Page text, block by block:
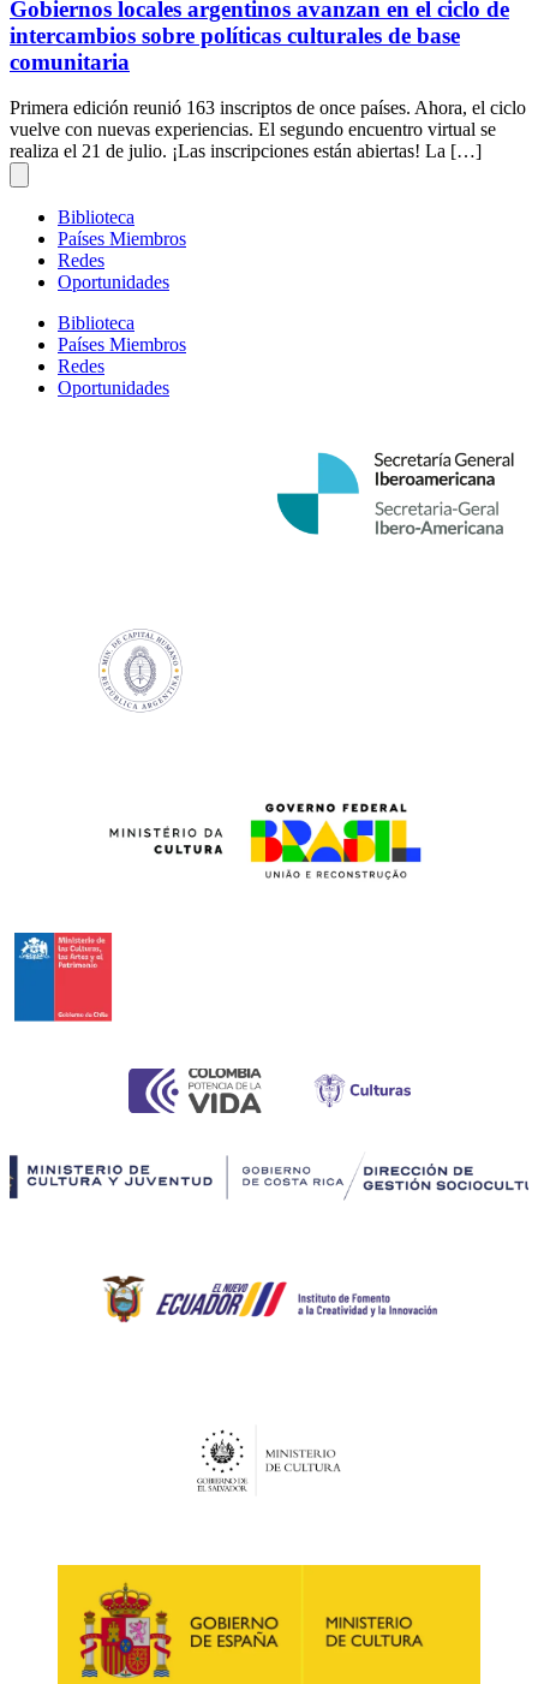
Gobiernos locales argentinos avanzan en el ciclo de
intercambios sobre políticas culturales de base
comunitaria
Primera edición reunió 163 inscriptos de once países. Ahora, el ciclo
vuelve con nuevas experiencias. El segundo encuentro virtual se
realiza el 21 de julio. ¡Las inscripciones están abiertas! La […]
Biblioteca
Países Miembros
Redes
Oportunidades
Biblioteca
Países Miembros
Redes
Oportunidades